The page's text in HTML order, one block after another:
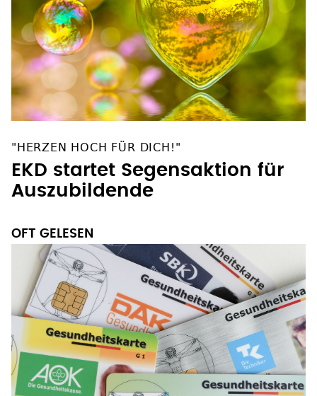
"HERZEN HOCH FÜR DICH!"
EKD startet Segensaktion für
Auszubildende
OFT GELESEN